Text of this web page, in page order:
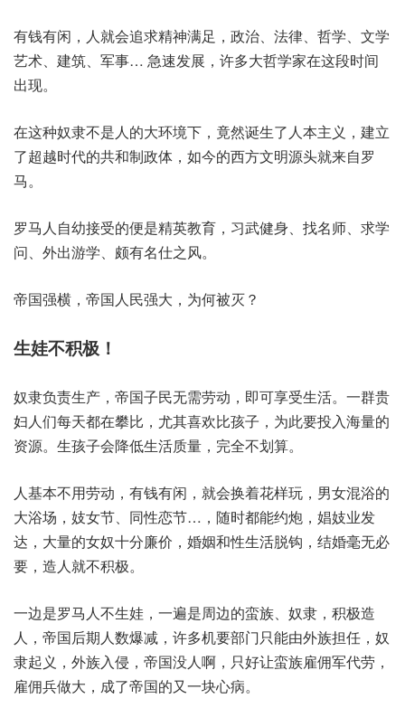
有钱有闲，人就会追求精神满足，政治、法律、哲学、文学
艺术、建筑、军事… 急速发展，许多大哲学家在这段时间
出现。
在这种奴隶不是人的大环境下，竟然诞生了人本主义，建立
了超越时代的共和制政体，如今的西方文明源头就来自罗
马。
罗马人自幼接受的便是精英教育，习武健身、找名师、求学
问、外出游学、颇有名仕之风。
帝国强横，帝国人民强大，为何被灭？
生娃不积极！
奴隶负责生产，帝国子民无需劳动，即可享受生活。一群贵
妇人们每天都在攀比，尤其喜欢比孩子，为此要投入海量的
资源。生孩子会降低生活质量，完全不划算。
人基本不用劳动，有钱有闲，就会换着花样玩，男女混浴的
大浴场，妓女节、同性恋节…，随时都能约炮，娼妓业发
达，大量的女奴十分廉价，婚姻和性生活脱钩，结婚毫无必
要，造人就不积极。
一边是罗马人不生娃，一遍是周边的蛮族、奴隶，积极造
人，帝国后期人数爆减，许多机要部门只能由外族担任，奴
隶起义，外族入侵，帝国没人啊，只好让蛮族雇佣军代劳，
雇佣兵做大，成了帝国的又一块心病。